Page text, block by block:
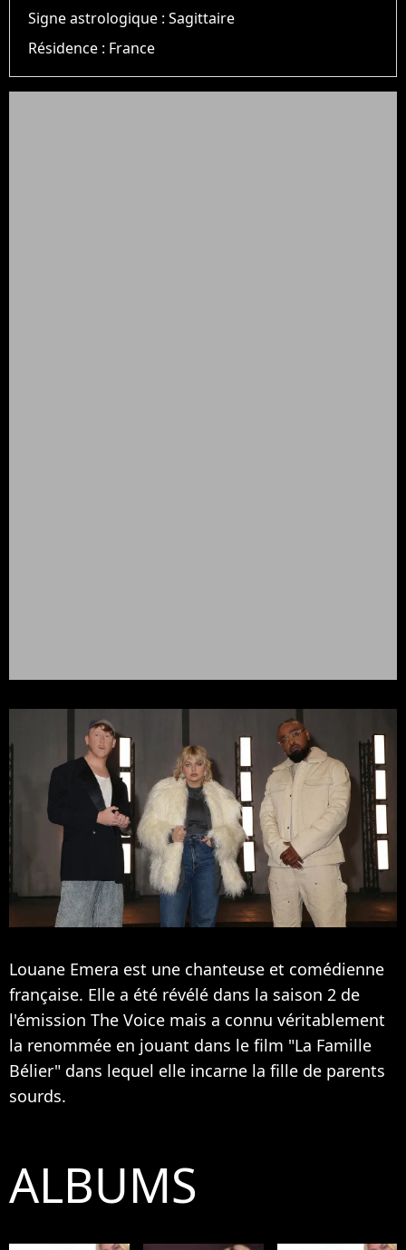
Signe astrologique :Sagittaire
Résidence : France
Louane Emera est une chanteuse et comédienne
française. Elle a été révélé dans la saison 2 de
l'émission The Voice mais a connu véritablement
la renommée en jouant dans le film "La Famille
Bélier" dans lequel elle incarne la fille de parents
sourds.
ALBUMS